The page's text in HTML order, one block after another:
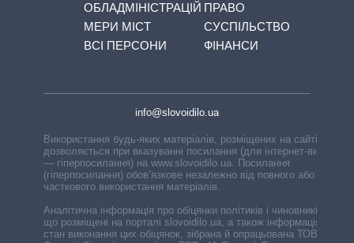
ОБЛАДМІНІСТРАЦІЙ
МЕРИ МІСТ
ВСІ ПЕРСОНИ
ПРАВО
СУСПІЛЬСТВО
ФІНАНСИ
info@slovoidilo.ua
Використання будь-яких матеріалів, розміщених на сайті,
дозволяється при вказуванні посилання (для інтернет-видань
— гіперпосилання) на www.slovoidilo.ua. Посилання
(гіперпосилання) обов’язкове незалежно від повного або
часткового використання матеріалів.
Аналітична інформація про обіцянки політиків і чиновників,
що розміщені на порталі slovoidilo.ua, а також інформація про
стан виконання цих обіцянок, зібрана й опрацьована ТОВ «ІА